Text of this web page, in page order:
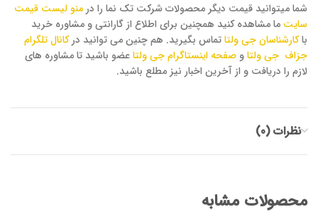
شما میتوانید قیمت دیگر محصولات شرکت تک نما را در منو لیست قیمت
سایت ما مشاهده کنید همچنین برای اطلاع از گارانتی و مشاوره خرید
باکارشناسان جی ولتاتماس بگیرید. هم چنین می توانید درکانال تلگرام
جزاف جی ولتاو صفحه اینستاگرام جی ولتاعضو باشید تا مشاوره های
لازم را دریافت و از آخرین اخبار نیز مطلع باشید.
نظرات (0)
محصولات مشابه